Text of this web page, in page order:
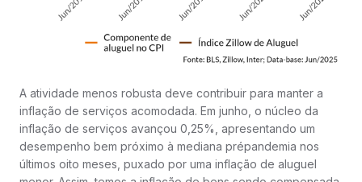
A atividade menos robusta deve contribuir para manter a
inflação de serviços acomodada. Em junho, o núcleo da
inflação de serviços avançou 0,25%, apresentando um
desempenho bem próximo à mediana prépandemia nos
últimos oito meses, puxado por uma inflação de aluguel